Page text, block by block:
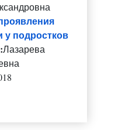
у подростков
Лазарева